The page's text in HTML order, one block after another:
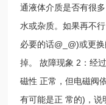
通液体介质是否有很
水或杂质。如果再不
必要的话@_@)或更
掉。 故障现象 2：经
磁性 正常，但电磁阀
有可能是正 常的)，说